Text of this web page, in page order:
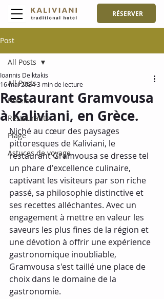
RÉSERVER
Post
All Posts
Hôtels
Restaurants
Plage
Astuces de voyage
All Posts
Restaurant Gramvousa
à Kaliviani, en Grèce.
Ioannis Deiktakis
16 mai 20243 min de lecture
Niché au cœur des paysages
pittoresques de Kaliviani, le
restaurant Gramvousa se dresse tel
un phare d'excellence culinaire,
captivant les visiteurs par son riche
passé, sa philosophie distinctive et
ses recettes alléchantes. Avec un
engagement à mettre en valeur les
saveurs les plus fines de la région et
une dévotion à offrir une expérience
gastronomique inoubliable,
Gramvousa s'est taillé une place de
choix dans le domaine de la
gastronomie.